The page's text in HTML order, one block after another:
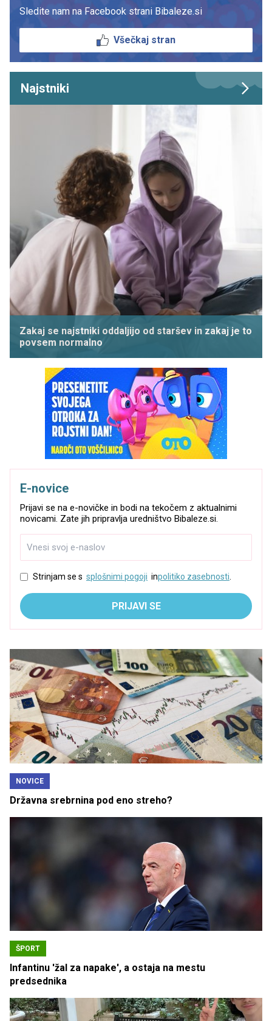
Sledite nam na Facebook strani Bibaleze.si
Všečkaj stran
Najstniki
Zakaj se najstniki oddaljijo od staršev in zakaj je to
povsem normalno
E-novice
Prijavi se na e-novičke in bodi na tekočem z aktualnimi
novicami. Zate jih pripravlja uredništvo Bibaleze.si.
Strinjam se s splošnimi pogoji inpolitiko zasebnosti.
PRIJAVI SE
NOVICE
Državna srebrnina pod eno streho?
ŠPORT
Infantinu 'žal za napake', a ostaja na mestu
predsednika